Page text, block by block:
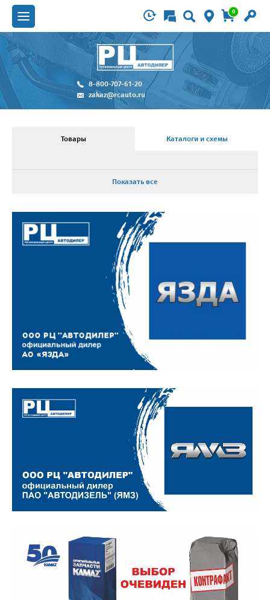
0
8-800-707-61-20
zakaz@rcauto.ru
Товары Каталоги и схемы
Показать все